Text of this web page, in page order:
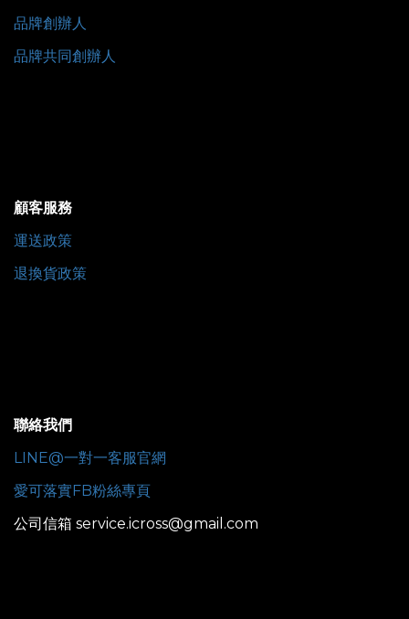
品牌創辦人
品牌共同創辦人
顧客服務
運送政策
退換貨政策
聯絡我們
LINE@一對一客服官網
愛可落實FB粉絲專頁
公司信箱 service.icross@gmail.com